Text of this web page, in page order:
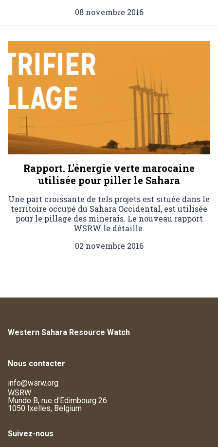
08 novembre 2016
Rapport. L'énergie verte marocaine
utilisée pour piller le Sahara
Une part croissante de tels projets est située dans le
territoire occupé du Sahara Occidental, est utilisée
pour le pillage des minerais. Le nouveau rapport
WSRW le détaille.
02 novembre 2016
Western Sahara Resource Watch
Nous contacter
info@wsrw.org
WSRW
Mundo B, rue d'Edimbourg 26
1050 Ixelles, Belgium
Suivez-nous